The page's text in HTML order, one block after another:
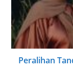
Peralihan